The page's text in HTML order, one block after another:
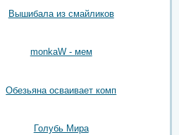
Вышибала из смайликов
monkaW - мем
Обезьяна осваивает комп
Голубь Мира